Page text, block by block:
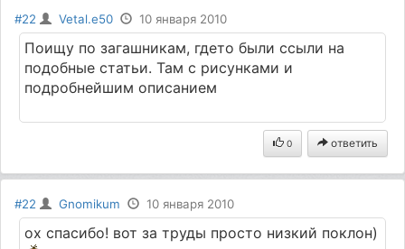
#22 Vetal.e50 10 января 2010
Поищу по загашникам, гдето были ссыли на
подобные статьи. Там с рисунками и
подробнейшим описанием
0 ответить
#22 Gnomikum 10 января 2010
ох спасибо! вот за труды просто низкий поклон)